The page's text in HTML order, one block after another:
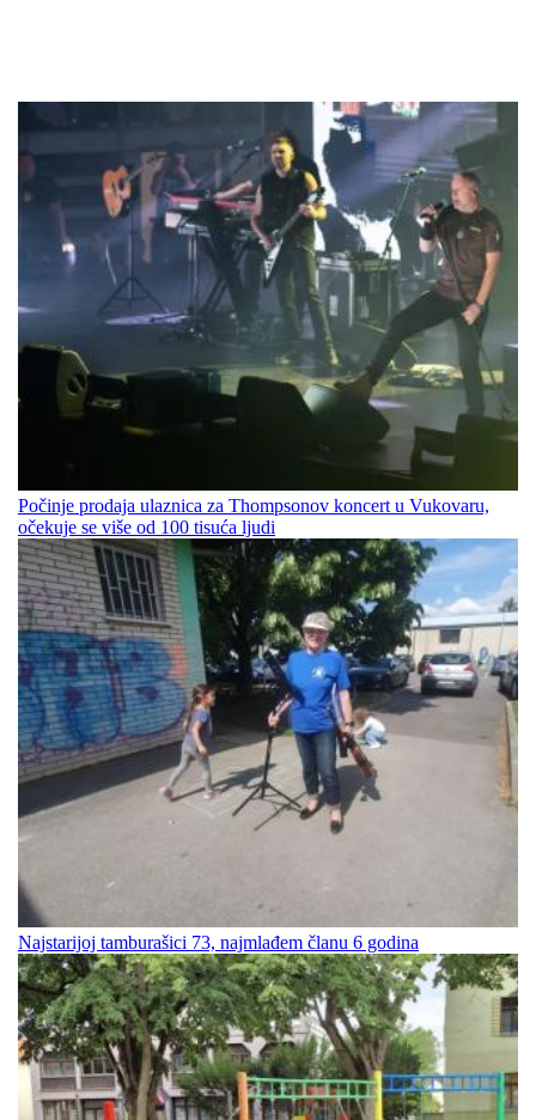
Počinje prodaja ulaznica za Thompsonov koncert u Vukovaru,
očekuje se više od 100 tisuća ljudi
Najstarijoj tamburašici 73, najmlađem članu 6 godina